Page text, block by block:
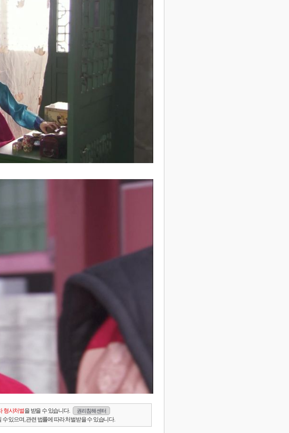
형사처벌을 받을 수 있습니다. 권리침해 센터
있으며, 관련 법률에 따라 처벌받을 수 있습니다.